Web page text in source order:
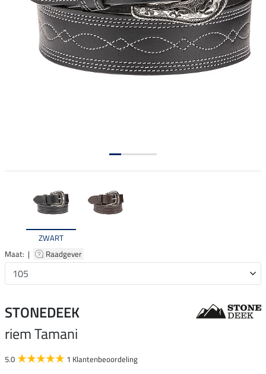
ZWART
Maat: |
Raadgever
STONEDEEK
riem Tamani
5.0 1 Klantenbeoordeling